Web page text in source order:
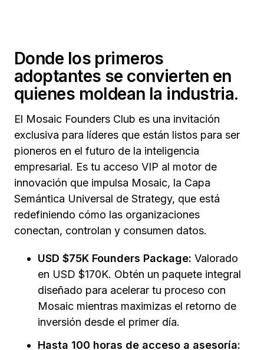
Donde los primeros
adoptantes se convierten en
quienes moldean la industria.
El Mosaic Founders Club es una invitación
exclusiva para líderes que están listos para ser
pioneros en el futuro de la inteligencia
empresarial. Es tu acceso VIP al motor de
innovación que impulsa Mosaic, la Capa
Semántica Universal de Strategy, que está
redefiniendo cómo las organizaciones
conectan, controlan y consumen datos.
USD $75K Founders Package: Valorado
en USD $170K. Obtén un paquete integral
diseñado para acelerar tu proceso con
Mosaic mientras maximizas el retorno de
inversión desde el primer día.
Hasta 100 horas de acceso a asesoría: